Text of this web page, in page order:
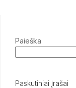
Paieška
Paskutiniai įrašai